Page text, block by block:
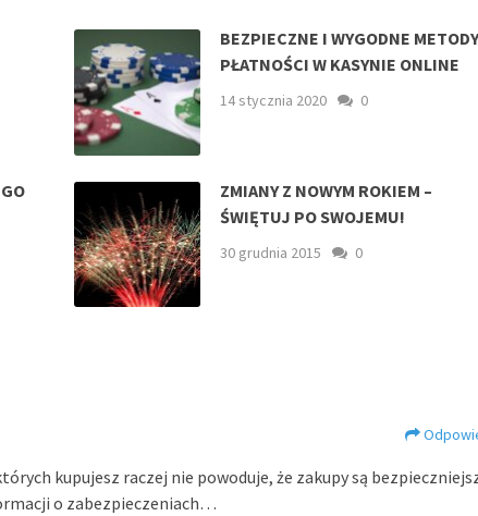
BEZPIECZNE I WYGODNE METODY
PŁATNOŚCI W KASYNIE ONLINE
14 stycznia 2020 0
ZMIANY Z NOWYM ROKIEM –
ŚWIĘTUJ PO SWOJEMU!
30 grudnia 2015 0
kupujesz raczej nie powoduje, że zakupy są
o zabezpieczeniach…